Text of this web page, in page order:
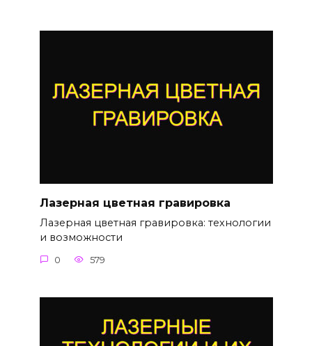
Лазерная цветная гравировка
Лазерная цветная гравировка: технологии
и возможности
0 579